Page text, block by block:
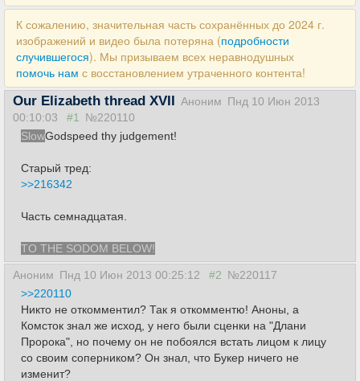
К сожалению, значительная часть сохранённых до 2024 г.
изображений и видео была потеряна (подробности
случившегося). Мы призываем всех неравнодушных
помочь нам с восстановлением утраченного контента!
Our Elizabeth thread XVII Аноним Пнд 10 Июн 2013
00:10:03
#1
№220110
SlowGodspeed thy judgement!
Старый тред:
>>216342
Часть семнадцатая.
TO THE SODOM BELOW!
Аноним Пнд 10 Июн 2013 00:25:12 #2 №220117
>>220110
Никто не откомментил? Так я откомментю! Аноны, а
Комсток знал же исход, у него были сценки на "Длани
Пророка", но почему он не побоялся встать лицом к лицу
со своим соперником? Он знал, что Букер ничего не
изменит?